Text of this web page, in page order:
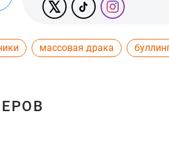
массовая драка